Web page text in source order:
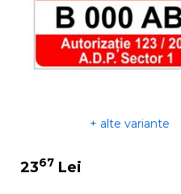
+ alte variante
2367 Lei